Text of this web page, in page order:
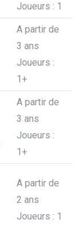
Joueurs : 1
A partir de
3 ans
Joueurs :
1+
A partir de
3 ans
Joueurs :
1+
A partir de
2 ans
Joueurs : 1